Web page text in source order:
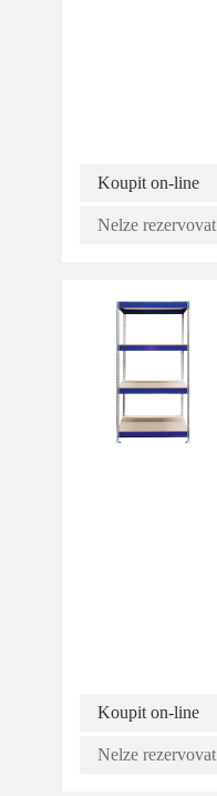
Koupit on-line
Nelze rezervovat
Koupit on-line
Nelze rezervovat